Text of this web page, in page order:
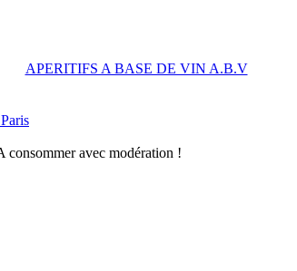
APERITIFS A BASE DE VIN A.B.V
consommer avec modération !